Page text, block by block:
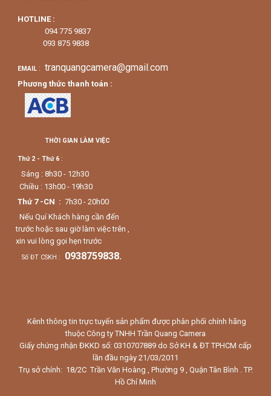
HOTLINE :
094 775 9837
093 875 9838
EMAIL : tranquangcamera@gmail.com
Phương thức thanh toán :
THỜI GIAN LÀM VIỆC
Thứ 2 - Thứ 6 :
Sáng : 8h30 - 12h30
Chiều : 13h00 - 19h30
Thứ 7 -CN : 7h30 - 20h00
Nếu Quí Khách hàng cần đến
trước hoặc sau giờ làm việc trên ,
xin vui lòng gọi hẹn trước
Số ĐT CSKH : 0938759838.
Kênh thông tin trực tuyến sản phẩm được phân phối chính hãng
thuộc Công ty TNHH Trần Quang Camera
Giấy chứng nhận ĐKKD số: 0310707889 do Sở KH & ĐT TPHCM cấp
lần đầu ngày 21/03/2011
Trụ sở chính: 18/2C Trần Văn Hoàng , Phường 9 , Quận Tân Bình . TP.
Hồ Chí Minh